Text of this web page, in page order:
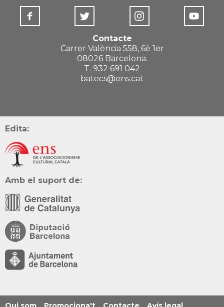
Contacte
Carrer València 558, 6è 1er
08026 Barcelona.
T. 932 691 042
batecs@ens.cat
Edita:
Amb el suport de: